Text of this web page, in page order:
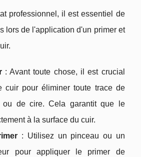
professionnel, il est essentiel de
lors de l'application d'un primer et
: Avant toute chose, il est crucial
cuir pour éliminer toute trace de
ou de cire. Cela garantit que le
à la surface du cuir.
: Utilisez un pinceau ou un
pour appliquer le primer de